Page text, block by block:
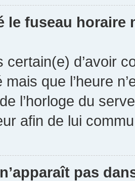
le fuseau horaire
certain(e) d’avoir
mais que l’heure
l’horloge du
afin de lui
pas